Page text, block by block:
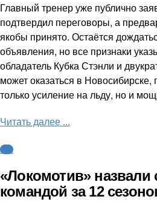
Главный тренер уже публично
подтвердил переговоры, а
якобы принято. Остаётся
объявления, но все признаки
обладатель Кубка Стэнли и
может оказаться в
только усиление на льду, но и
Читать далее ...
КХЛ
«Локомотив»
командой за 12